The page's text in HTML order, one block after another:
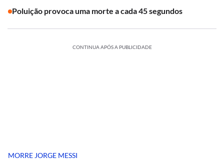
Poluição provoca uma morte a cada 45 segundos
CONTINUA APÓS A PUBLICIDADE
MORRE JORGE MESSI